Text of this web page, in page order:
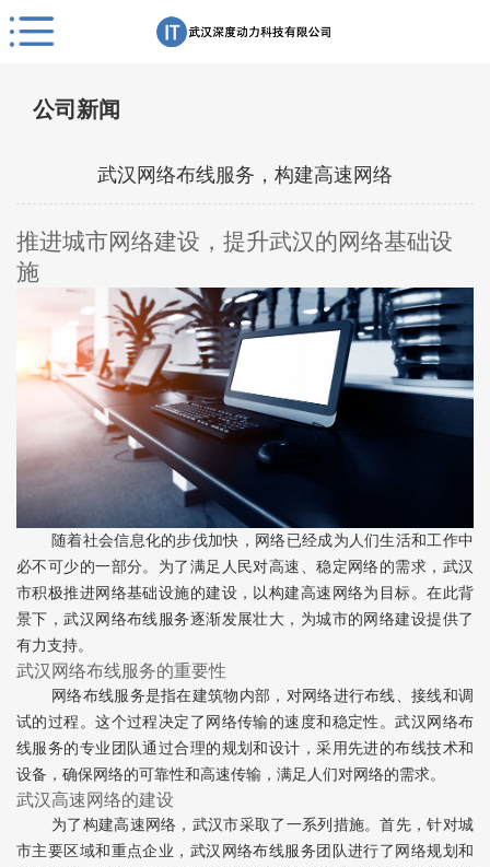
公司新闻
武汉网络布线服务，构建高速网络
推进城市网络建设，提升武汉的网络基础设
施
随着社会信息化的步伐加快，网络已经成为人们生活和工作中
必不可少的一部分。为了满足人民对高速、稳定网络的需求，武汉
市积极推进网络基础设施的建设，以构建高速网络为目标。在此背
景下，武汉网络布线服务逐渐发展壮大，为城市的网络建设提供了
有力支持。
武汉网络布线服务的重要性
网络布线服务是指在建筑物内部，对网络进行布线、接线和调
试的过程。这个过程决定了网络传输的速度和稳定性。武汉网络布
线服务的专业团队通过合理的规划和设计，采用先进的布线技术和
设备，确保网络的可靠性和高速传输，满足人们对网络的需求。
武汉高速网络的建设
为了构建高速网络，武汉市采取了一系列措施。首先，针对城
市主要区域和重点企业，武汉网络布线服务团队进行了网络规划和